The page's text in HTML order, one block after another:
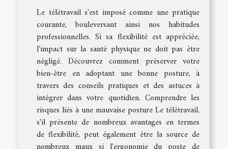
Le télétravail s'est imposé comme une pratique
courante, bouleversant ainsi nos habitudes
professionnelles. Si sa flexibilité est appréciée,
l'impact sur la santé physique ne doit pas être
négligé. Découvrez comment préserver votre
bien-être en adoptant une bonne posture, à
travers des conseils pratiques et des astuces à
intégrer dans votre quotidien. Comprendre les
risques liés à une mauvaise posture Le télétravail,
s'il présente de nombreux avantages en termes
de flexibilité, peut également être la source de